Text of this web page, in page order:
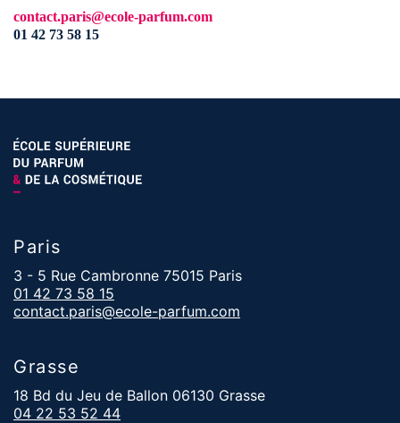
contact.paris@ecole-parfum.com
01 42 73 58 15
S
i
t
e
d
a
n
s
c
u
Paris
3 - 5 Rue Cambronne 75015 Paris
01 42 73 58 15
contact.paris@ecole-parfum.com
Grasse
18 Bd du Jeu de Ballon 06130 Grasse
04 22 53 52 44